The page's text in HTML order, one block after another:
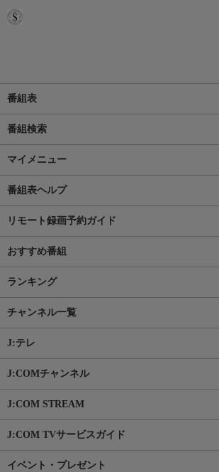
番組表
番組検索
マイメニュー
番組表ヘルプ
リモート録画予約ガイド
おすすめ番組
ランキング
チャンネル一覧
J:テレ
J:COMチャンネル
J:COM STREAM
J:COM TVサービスガイド
イベント・プレゼント